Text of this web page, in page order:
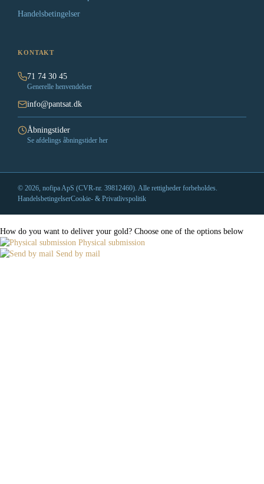
Handelsbetingelser
KONTAKT
71 74 30 45
Generelle henvendelser
info@pantsat.dk
Åbningstider
Se afdelings åbningstider her
© 2026, nofipa ApS (CVR-nr. 39812460). Alle rettigheder forbeholdes.
HandelsbetingelserCookie- & Privatlivspolitik
How do you want to deliver your gold? Choose one of the options below
Physical submission
Send by mail